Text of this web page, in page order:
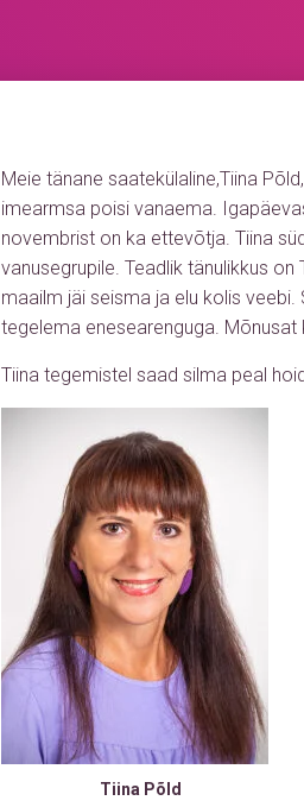
Meie tänane saatekülaline,Tiina
imearmsa poisi vanaema.
novembrist on ka ettevõtja. Tiina
vanusegrupile. Teadlik tänulikkus on
maailm jäi seisma ja elu kolis
tegelema enesearenguga. Mõnusat
Tiina tegemistel saad silma peal
Tiina Põld